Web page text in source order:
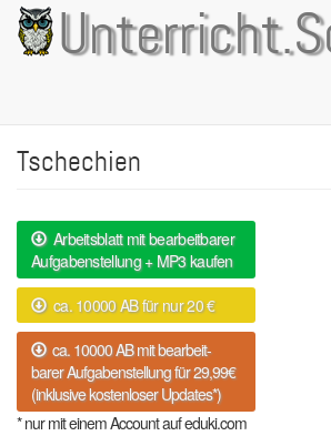
Direkt
zum
Inhalt
Tschechien
Arbeitsblatt mit bearbeitbarer
Aufgabenstellung + MP3 kaufen
ca. 10000 AB für nur 20 €
ca. 10000 AB mit bearbeit-
barer Aufgabenstellung für 29,99€
(inklusive kostenloser Updates*)
* nur mit einem Account auf eduki.com